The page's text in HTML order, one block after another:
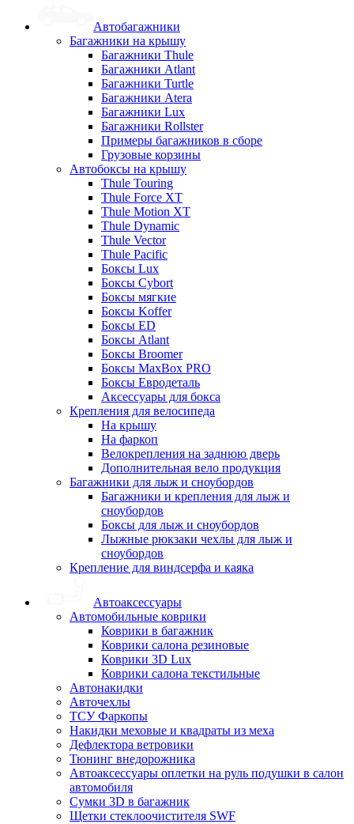
Автобагажники
Багажники на крышу
Багажники Thule
Багажники Atlant
Багажники Turtle
Багажники Atera
Багажники Lux
Багажники Rollster
Примеры багажников в сборе
Грузовые корзины
Автобоксы на крышу
Thule Touring
Thule Force XT
Thule Motion XT
Thule Dynamic
Thule Vector
Thule Pacific
Боксы Lux
Боксы Cybort
Боксы мягкие
Боксы Koffer
Боксы ED
Боксы Atlant
Боксы Broomer
Боксы MaxBox PRO
Боксы Евродеталь
Аксессуары для бокса
Крепления для велосипеда
На крышу
На фаркоп
Велокрепления на заднюю дверь
Дополнительная вело продукция
Багажники для лыж и сноубордов
Багажники и крепления для лыж и
сноубордов
Боксы для лыж и сноубордов
Лыжные рюкзаки чехлы для лыж и
сноубордов
Крепление для виндсерфа и каяка
Автоаксессуары
Автомобильные коврики
Коврики в багажник
Коврики салона резиновые
Коврики 3D Lux
Коврики салона текстильные
Автонакидки
Авточехлы
ТСУ Фаркопы
Накидки меховые и квадраты из меха
Дефлектора ветровики
Тюнинг внедорожника
Автоаксессуары оплетки на руль подушки в салон
автомобиля
Сумки 3D в багажник
Щетки стеклоочистителя SWF